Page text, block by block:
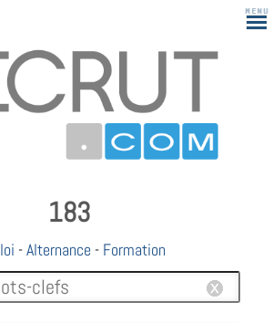
183
-Alternance - Formation